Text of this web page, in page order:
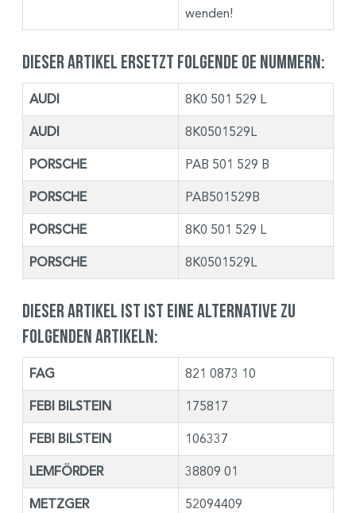
wenden!
Dieser Artikel ersetzt folgende OE Nummern:
AUDI 8K0 501 529 L
AUDI 8K0501529L
PORSCHE PAB 501 529 B
PORSCHE PAB501529B
PORSCHE 8K0 501 529 L
PORSCHE 8K0501529L
Dieser Artikel ist ist eine Alternative zu
folgenden Artikeln:
FAG 821 0873 10
FEBI BILSTEIN 175817
FEBI BILSTEIN 106337
LEMFÖRDER 38809 01
METZGER 52094409